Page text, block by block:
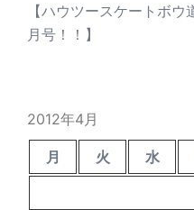
【ハウツースケートボ
月号！！】
2012年4月
月 火 水